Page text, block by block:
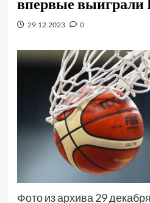
29.12.2023 0
Фото из архива 29